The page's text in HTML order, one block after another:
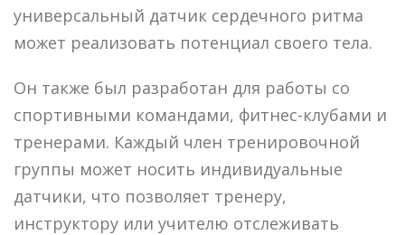
универсальный датчик сердечного ритма
может реализовать потенциал своего тела.
Он также был разработан для работы со
спортивными командами, фитнес-клубами и
тренерами. Каждый член тренировочной
группы может носить индивидуальные
датчики, что позволяет тренеру,
инструктору или учителю отслеживать